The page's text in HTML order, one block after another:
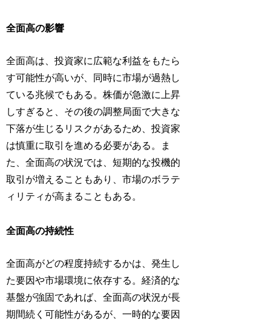
全面高の影響
全面高は、投資家に広範な利益をもたら
す可能性が高いが、同時に市場が過熱し
ている兆候でもある。株価が急激に上昇
しすぎると、その後の調整局面で大きな
下落が生じるリスクがあるため、投資家
は慎重に取引を進める必要がある。ま
た、全面高の状況では、短期的な投機的
取引が増えることもあり、市場のボラテ
ィリティが高まることもある。
全面高の持続性
全面高がどの程度持続するかは、発生し
た要因や市場環境に依存する。経済的な
基盤が強固であれば、全面高の状況が長
期間続く可能性があるが、一時的な要因